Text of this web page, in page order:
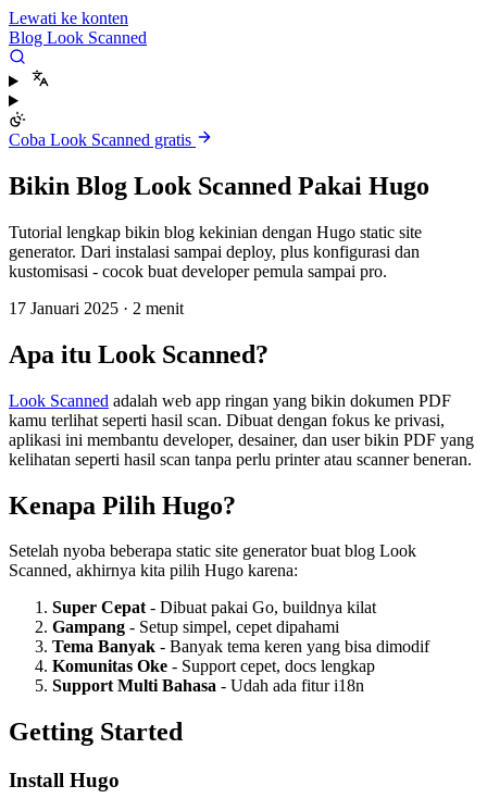
Lewati ke konten
Blog Look Scanned
Coba Look Scanned gratis
Bikin Blog Look Scanned Pakai Hugo
Tutorial lengkap bikin blog kekinian dengan Hugo static site
generator. Dari instalasi sampai deploy, plus konfigurasi dan
kustomisasi - cocok buat developer pemula sampai pro.
17 Januari 2025 · 2 menit
Apa itu Look Scanned?
Look Scanned adalah web app ringan yang bikin dokumen PDF
kamu terlihat seperti hasil scan. Dibuat dengan fokus ke privasi,
aplikasi ini membantu developer, desainer, dan user bikin PDF yang
kelihatan seperti hasil scan tanpa perlu printer atau scanner beneran.
Kenapa Pilih Hugo?
Setelah nyoba beberapa static site generator buat blog Look
Scanned, akhirnya kita pilih Hugo karena:
Super Cepat- Dibuat pakai Go, buildnya kilat
Gampang - Setup simpel, cepet dipahami
Tema Banyak - Banyak tema keren yang bisa dimodif
Komunitas Oke - Support cepet, docs lengkap
Support Multi Bahasa - Udah ada fitur i18n
Getting Started
Install Hugo